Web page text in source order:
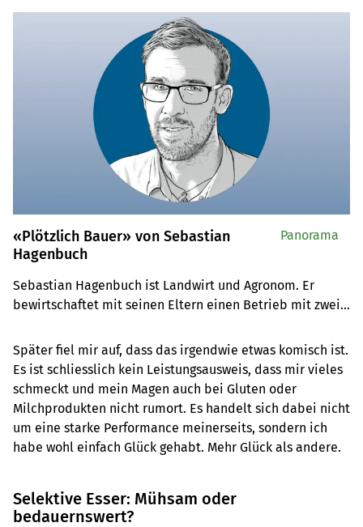
«Plötzlich Bauer» von Sebastian
Hagenbuch
Sebastian Hagenbuch ist Landwirt und Agronom. Er
bewirtschaftet mit seinen Eltern einen Betrieb mit zwei
diese Kolumne.
Hagenbuch begann sich erst spät für die Landwirtschaft
zu interessieren. In seiner Kolumne erzählt er von
Alltäglichem und Aussergewöhnlichem, wechselt ab
zwischen Innen- und Aussensicht, immer mit kritischen
Blick und einem Augenzwinkern.
Panorama
Später fiel mir auf, dass das irgendwie etwas komisch ist.
Es ist schliesslich kein Leistungsausweis, dass mir vieles
schmeckt und mein Magen auch bei Gluten oder
Milchprodukten nicht rumort. Es handelt sich dabei nicht
um eine starke Performance meinerseits, sondern ich
habe wohl einfach Glück gehabt. Mehr Glück als andere.
Selektive Esser: Mühsam oder
bedauernswert?